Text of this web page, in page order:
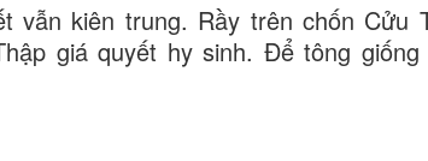
vẫn kiên trung. Rầy trên chốn Cửu
giá quyết hy sinh. Để tông